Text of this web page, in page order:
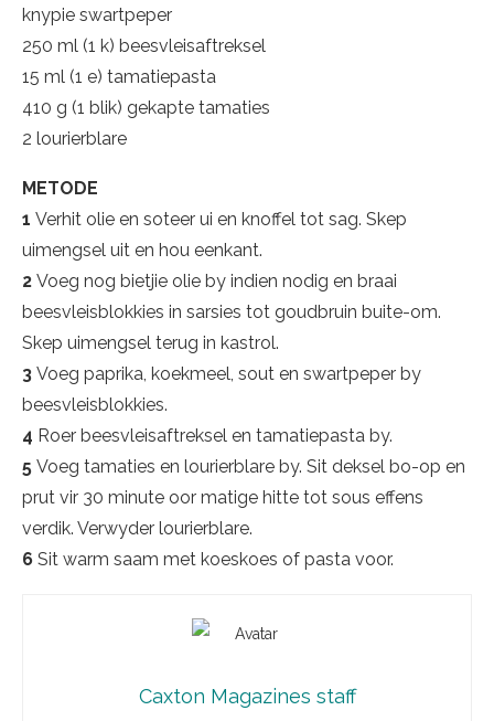
knypie swartpeper
250 ml (1 k) beesvleisaftreksel
15 ml (1 e) tamatiepasta
410 g (1 blik) gekapte tamaties
2 lourierblare
METODE
1 Verhit olie en soteer ui en knoffel tot sag. Skep
uimengsel uit en hou eenkant.
2 Voeg nog bietjie olie by indien nodig en braai
beesvleisblokkies in sarsies tot goudbruin buite-om.
Skep uimengsel terug in kastrol.
3 Voeg paprika, koekmeel, sout en swartpeper by
beesvleisblokkies.
4 Roer beesvleisaftreksel en tamatiepasta by.
5 Voeg tamaties en lourierblare by. Sit deksel bo-op en
prut vir 30 minute oor matige hitte tot sous effens
verdik. Verwyder lourierblare.
6 Sit warm saam met koeskoes of pasta voor.
Caxton Magazines staff